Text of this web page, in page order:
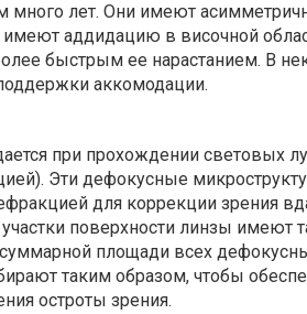
лет. Они имеют
аддидацию в височной
быстрым ее нарастанием. В
аккомодации.
при прохождении световых
Эти дефокусные
для коррекции зрения
поверхности линзы имеют
площади всех
таким образом, чтобы
остроты зрения.